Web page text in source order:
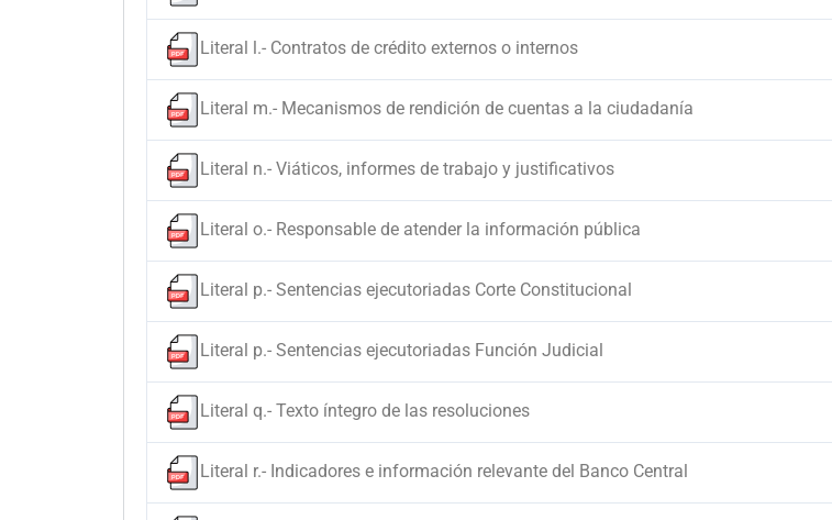
Literal l.- Contratos de crédito externos o internos
Literal m.- Mecanismos de rendición de cuentas a la ciudadanía
Literal n.- Viáticos, informes de trabajo y justificativos
Literal o.- Responsable de atender la información pública
Literal p.- Sentencias ejecutoriadas Corte Constitucional
Literal p.- Sentencias ejecutoriadas Función Judicial
Literal q.- Texto íntegro de las resoluciones
Literal r.- Indicadores e información relevante del Banco Central